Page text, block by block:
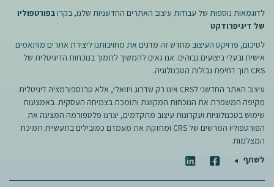
לדוגמאות נוספות של עבודות עיצוב האתרים החדשניות שלנו, בקרובפורטפוליו
של דיגיפרודקט
לסיכום, פרויקט העיצוב מחדש זה מדגים את מחויבותנו ליצירת אתרים מותאמים
אישית ובעלי ביצועים גבוהים. אנו גאים להמשיך לתמוך בנוכחות הדיגיטלית של
CRS תוך דחיפת גבולות הטכנולוגיה.
עיצוב האתר החדשני לCRS אינו רק שדרוג ויזואלי, אלא טרנספורמציה דיגיטלית
מקיפה המשפרת את הנוכחות המקוונת ותומכת בצמיחה העסקית. באמצעות
שימוש בטכנולוגיות ועקרונות עיצוב מתקדמים, יצרנו פלטפורמה המציגה את
הפורטפוליו המרשים של CRS ומחזקת את מעמדם כמובילים בתעשיית תמיכת
המצלמות.
לשתף